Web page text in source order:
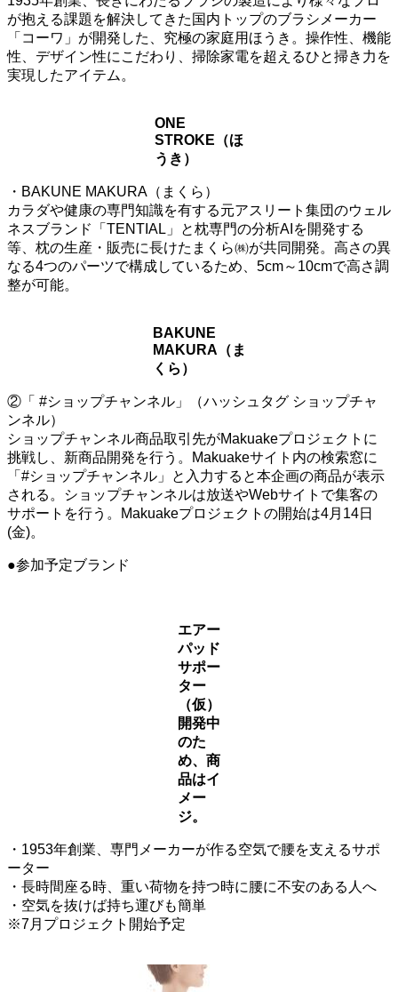
が抱える課題を解決してきた国内トップのブラシメーカー
「コーワ」が開発した、究極の家庭用ほうき。操作性、機能
性、デザイン性にこだわり、掃除家電を超えるひと掃き力を
実現したアイテム。
ONE
STROKE（ほ
うき）
・BAKUNE MAKURA（まくら）
カラダや健康の専門知識を有する元アスリート集団のウェル
ネスブランド「TENTIAL」と枕専門の分析AIを開発する
等、枕の生産・販売に長けたまくら㈱が共同開発。高さの異
なる4つのパーツで構成しているため、5cm～10cmで高さ調
整が可能。
BAKUNE
MAKURA（ま
くら）
②「 #ショップチャンネル」（ハッシュタグ ショップチャ
ンネル）
ショップチャンネル商品取引先がMakuakeプロジェクトに
挑戦し、新商品開発を行う。Makuakeサイト内の検索窓に
「#ショップチャンネル」と入力すると本企画の商品が表示
される。ショップチャンネルは放送やWebサイトで集客の
サポートを行う。Makuakeプロジェクトの開始は4月14日
(金)。
●参加予定ブランド
エアー
パッド
サポー
ター
（仮）
開発中
のた
め、商
品はイ
メー
ジ。
・1953年創業、専門メーカーが作る空気で腰を支えるサポ
ーター
・長時間座る時、重い荷物を持つ時に腰に不安のある人へ
・空気を抜けば持ち運びも簡単
※7月プロジェクト開始予定